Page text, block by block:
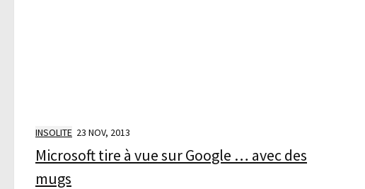
INSOLITE 23 NOV, 2013
Microsoft tire à vue sur Google … avec des
mugs